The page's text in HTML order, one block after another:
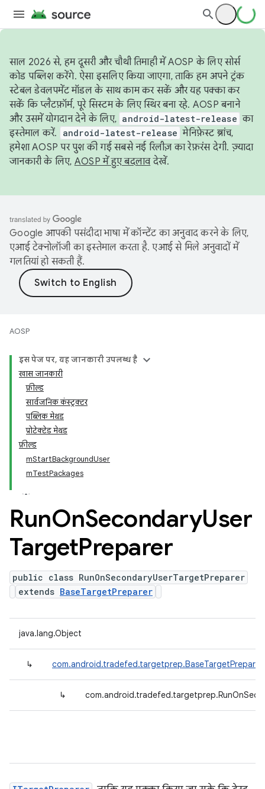
साल 2026 से, हम दूसरी और चौथी तिमाही में AOSP के लिए सोर्स
कोड पब्लिश करेंगे. ऐसा इसलिए किया जाएगा, ताकि हम अपने ट्रंक
स्टेबल डेवलपमेंट मॉडल के साथ काम कर सकें और यह पक्का कर
सकें कि प्लैटफ़ॉर्म, पूरे सिस्टम के लिए स्थिर बना रहे. AOSP बनाने
और उसमें योगदान देने के लिए, android-latest-release का
इस्तेमाल करें.
android-latest-release मेनिफ़ेस्ट ब्रांच,
हमेशा AOSP पर पुश की गई सबसे नई रिलीज़ का रेफ़रंस देगी. ज़्यादा
जानकारी के लिए, AOSP में हुए बदलावदेखें.
Google आपकी पसंदीदा भाषा में कॉन्टेंट का अनुवाद करने के लिए,
एआई टेक्नोलॉजी का इस्तेमाल करता है. एआई से मिले अनुवादों में
गलतियां हो सकती हैं.
AOSP
इस पेज पर, यह जानकारी उपलब्ध है
खास जानकारी
फ़ील्ड
सार्वजनिक कंस्ट्रक्टर
पब्लिक मेथड
प्रोटेक्टेड मेथड
फ़ील्ड
mStartBackgroundUser
mTestPackages
RunOnSecondaryUser
TargetPreparer
public class RunOnSecondaryUserTargetPreparer
extends BaseTargetPreparer
java.lang.Object
↳ com.android.tradefed.targetprep.BaseTargetPreparer
↳